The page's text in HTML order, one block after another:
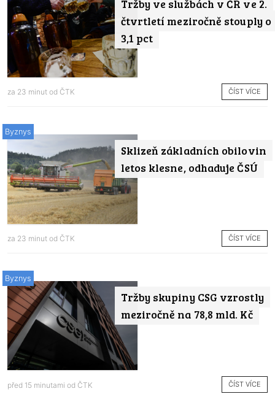
Tržby ve službách v ČR ve 2.
čtvrtletí meziročně stouply o
3,1 pct
za 23 minut od ČTK ČÍST VÍCE
Sklizeň základních obilovin
letos klesne, odhaduje ČSÚ
Byznys
za 23 minut od ČTK ČÍST VÍCE
Tržby skupiny CSG vzrostly
meziročně na 78,8 mld. Kč
Byznys
před 15 minutami od ČTK ČÍST VÍCE